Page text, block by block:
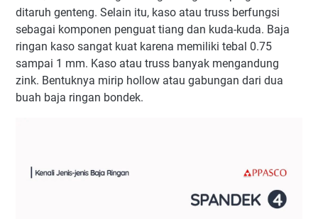
ditaruh genteng. Selain itu, kaso atau truss berfungsi
sebagai komponen penguat tiang dan kuda-kuda. Baja
ringan kaso sangat kuat karena memiliki tebal 0.75
sampai 1 mm. Kaso atau truss banyak mengandung
zink. Bentuknya mirip hollow atau gabungan dari dua
buah baja ringan bondek.